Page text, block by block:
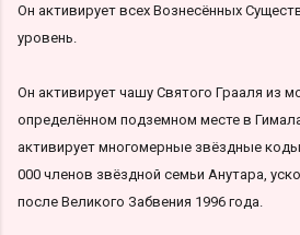
Он активирует всех Вознесённых
уровень.
Он активирует чашу Святого Грааля из
определённом подземном месте в
активирует многомерные звёздные
000 членов звёздной семьи Анутара,
после Великого Забвения 1996 года.